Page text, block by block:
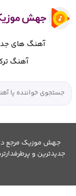
آهنگ های
آهنگ
جهش موزیک مرجع
جدیدترین و